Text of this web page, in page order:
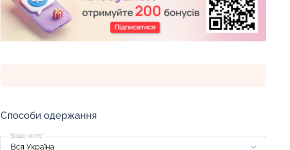
Способи одержання
Ваше місто*